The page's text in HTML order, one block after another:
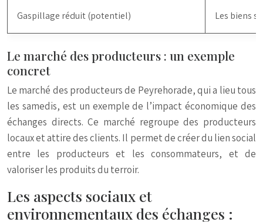
Gaspillage réduit (potentiel) Les biens
Le marché des producteurs : un exemple
concret
Le marché des producteurs de Peyrehorade, qui a lieu tous
les samedis, est un exemple de l’impact économique des
échanges directs. Ce marché regroupe des producteurs
locaux et attire des clients. Il permet de créer du lien social
entre les producteurs et les consommateurs, et de
valoriser les produits du terroir.
Les aspects sociaux et
environnementaux des échanges :